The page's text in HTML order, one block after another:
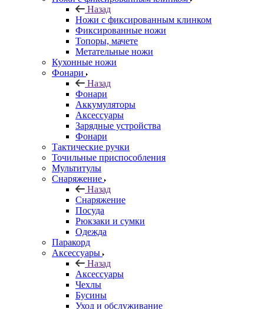
Назад
Ножи с фиксированным клинком
Фиксированные ножи
Топоры, мачете
Метательные ножи
Кухонные ножи
Фонари
Назад
Фонари
Аккумуляторы
Аксессуары
Зарядные устройства
Фонари
Тактические ручки
Точильные приспособления
Мультитулы
Снаряжение
Назад
Снаряжение
Посуда
Рюкзаки и сумки
Одежда
Паракорд
Аксессуары
Назад
Аксессуары
Чехлы
Бусины
Уход и обслуживание